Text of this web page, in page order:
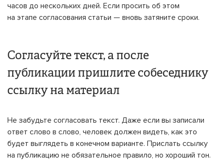
часов до нескольких дней. Если просить об этом
на этапе согласования статьи — вновь затяните сроки.
Согласуйте текст, а после
публикации пришлите собеседнику
ссылку на материал
Не забудьте согласовать текст. Даже если вы записали
ответ слово в слово, человек должен видеть, как это
будет выглядеть в конечном варианте. Прислать ссылку
на публикацию не обязательное правило, но хороший тон.